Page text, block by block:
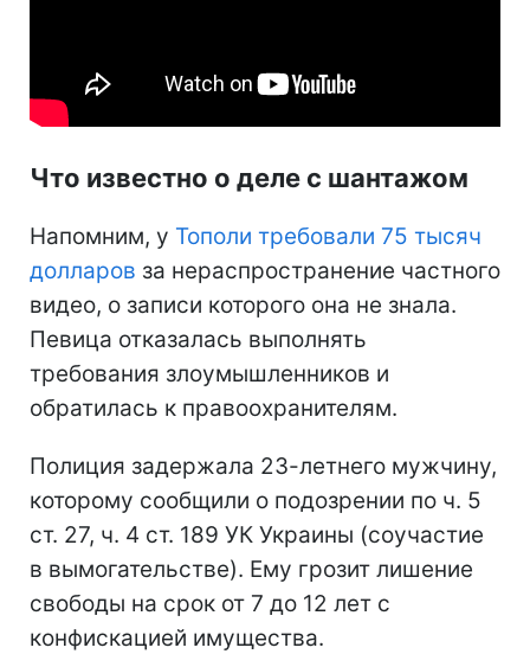
Что известно о деле с шантажом
Напомним, у Тополи требовали 75 тысяч
долларов за нераспространение частного
видео, о записи которого она не знала.
Певица отказалась выполнять
требования злоумышленников и
обратилась к правоохранителям.
Полиция задержала 23-летнего мужчину,
которому сообщили о подозрении по ч. 5
ст. 27, ч. 4 ст. 189 УК Украины (соучастие
в вымогательстве). Ему грозит лишение
свободы на срок от 7 до 12 лет с
конфискацией имущества.